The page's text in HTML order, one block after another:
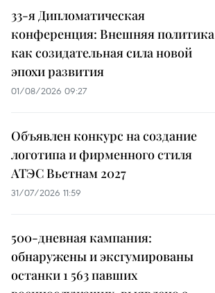
33-я Дипломатическая
конференция: Внешняя политика
как созидательная сила новой
эпохи развития
01/08/2026 09:27
Объявлен конкурс на создание
логотипа и фирменного стиля
АТЭС Вьетнам 2027
31/07/2026 11:59
500-дневная кампания:
обнаружены и эксгумированы
останки 1 563 павших